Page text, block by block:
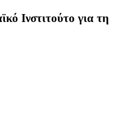
Ινστιτούτο για τη